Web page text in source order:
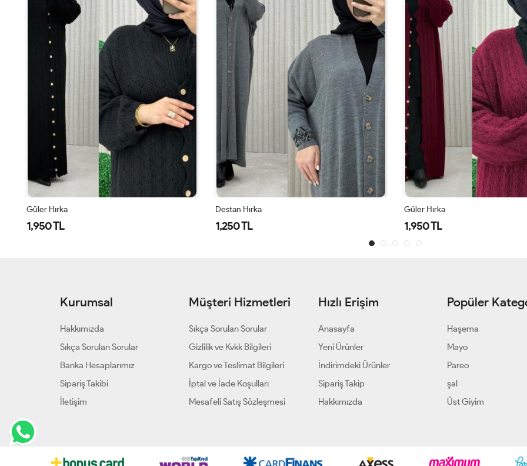
Güler Hırka
1,950 TL
Destan Hırka
1,250 TL
Güler Hırka
1,950 TL
Kurumsal
Hakkımızda
Sıkça Sorulan Sorular
Banka Hesaplarımız
Sipariş Takibi
İletişim
Müşteri Hizmetleri
Sıkça Sorulan Sorular
Gizlilik ve Kvkk Bilgileri
Kargo ve Teslimat Bilgileri
İptal ve İade Koşulları
Mesafeli Satış Sözleşmesi
Hızlı Erişim
Anasayfa
Yeni Ürünler
İndirimdeki Ürünler
Sipariş Takip
Hakkımızda
Popüler
Haşema
Mayo
Pareo
şal
Üst Giyim